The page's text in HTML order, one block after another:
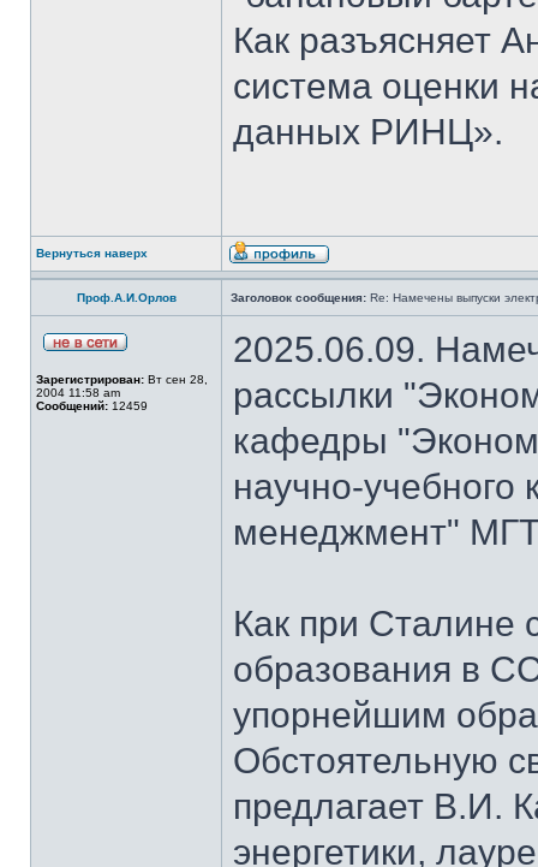
Как разъясняет
система оценки
данных РИНЦ».
Вернуться наверх
Проф.А.И.Орлов Заголовок сообщения: Re: Намечены выпуски
Зарегистрирован: Вт сен 28,
2004 11:58 am
Сообщений: 12459
2025.06.09.
рассылки
кафедры
научно-
менеджмент"
Как при Сталине
образования в
упорнейшим
Обстоятельную
предлагает В.И.
энергетики,